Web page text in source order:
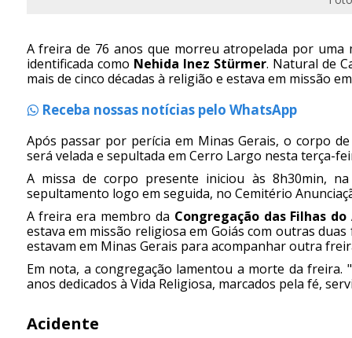
A freira de 76 anos que morreu atropelada por uma
identificada como Nehida Inez Stürmer. Natural de
mais de cinco décadas à religião e estava em missão
Receba nossas notícias pelo WhatsApp
Após passar por perícia em Minas Gerais, o corpo
será velada e sepultada em Cerro Largo nesta terça-
A missa de corpo presente iniciou às 8h30min,
sepultamento logo em seguida, no Cemitério
A freira era membro da Congregação das Filhas
estava em missão religiosa em Goiás com outras
estavam em Minas Gerais para acompanhar outra
Em nota, a congregação lamentou a morte da freira.
anos dedicados à Vida Religiosa, marcados pela fé,
Acidente